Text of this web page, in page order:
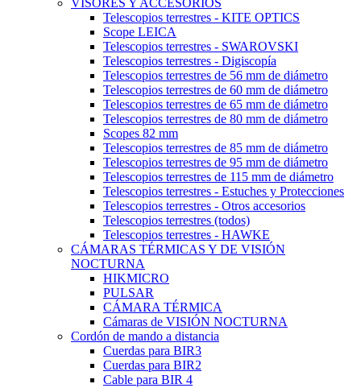
VISORES Y ACCESORIOS
Telescopios terrestres - KITE OPTICS
Scope LEICA
Telescopios terrestres - SWAROVSKI
Telescopios terrestres - Digiscopía
Telescopios terrestres de 56 mm de diámetro
Telescopios terrestres de 60 mm de diámetro
Telescopios terrestres de 65 mm de diámetro
Telescopios terrestres de 80 mm de diámetro
Scopes 82 mm
Telescopios terrestres de 85 mm de diámetro
Telescopios terrestres de 95 mm de diámetro
Telescopios terrestres de 115 mm de diámetro
Telescopios terrestres - Estuches y Protecciones
Telescopios terrestres - Otros accesorios
Telescopios terrestres (todos)
Telescopios terrestres - HAWKE
CÁMARAS TÉRMICAS Y DE VISIÓN
NOCTURNA
HIKMICRO
PULSAR
CÁMARA TÉRMICA
Cámaras de VISIÓN NOCTURNA
Cordón de mando a distancia
Cuerdas para BIR3
Cuerdas para BIR2
Cable para BIR 4